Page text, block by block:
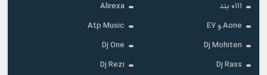
۰۱۱۱ بند
Alirexa
Aone و E7
Atp Music
Dj Mohiten
Dj One
Dj Rass
Dj Rezi